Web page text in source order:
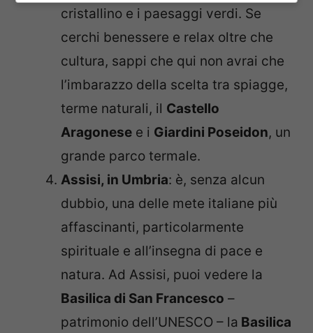
cristallino e i paesaggi verdi. Se
cerchi benessere e relax oltre che
cultura, sappi che qui non avrai che
l’imbarazzo della scelta tra spiagge,
terme naturali, il Castello
Aragonese e i Giardini Poseidon, un
grande parco termale.
Assisi, in Umbria: è, senza alcun
dubbio, una delle mete italiane più
affascinanti, particolarmente
spirituale e all’insegna di pace e
natura. Ad Assisi, puoi vedere la
Basilica di San Francesco –
patrimonio dell’UNESCO – la Basilica